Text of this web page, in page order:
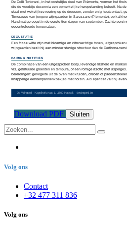
Download PDF Sluiten
Volg ons
Contact
+32 477 311 836
Volg ons